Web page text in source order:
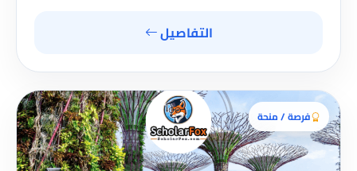
التفاصيل
فرصة / منحة